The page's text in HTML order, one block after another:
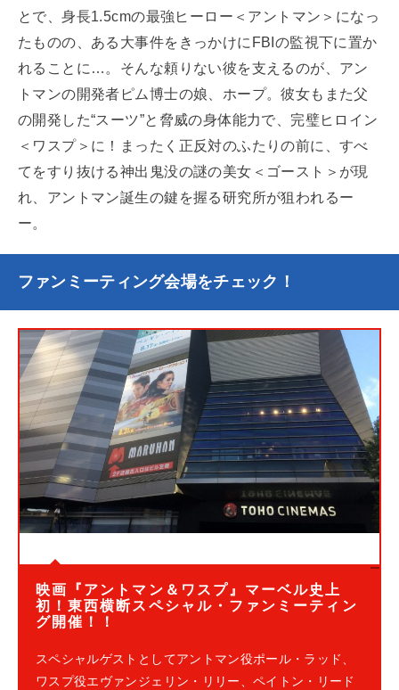
とで、身長1.5cmの最強ヒーロー＜アントマン＞になっ
たものの、ある大事件をきっかけにFBIの監視下に置か
れることに…。そんな頼りない彼を支えるのが、アン
トマンの開発者ピム博士の娘、ホープ。彼女もまた父
の開発した“スーツ”と脅威の身体能力で、完璧ヒロイン
＜ワスプ＞に！まったく正反対のふたりの前に、すべ
てをすり抜ける神出鬼没の謎の美女＜ゴースト＞が現
れ、アントマン誕生の鍵を握る研究所が狙われるー
ー。
ファンミーティング会場をチェック！
映画『アントマン＆ワスプ』マーベル史上
初！東西横断スペシャル・ファンミーティン
グ開催！！
スペシャルゲストとしてアントマン役ポール・ラッド、
ワスプ役エヴァンジェリン・リリー、ペイトン・リード